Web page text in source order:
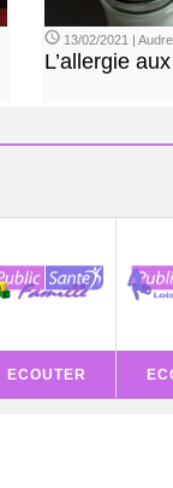
13/02/2021 |
L’allergie
ECOUTER